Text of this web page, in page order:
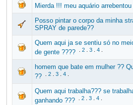
Mierda !!! meu aquário
Posso pintar o corpo da minha
SPRAY de parede??
Quem aqui ja se sentiu só no
de gente ????
2. 3. 4.
homem que bate em mulher ??
??
2. 3. 4.
Quem aqui trabalha??? se
ganhando ???
2. 3. 4.